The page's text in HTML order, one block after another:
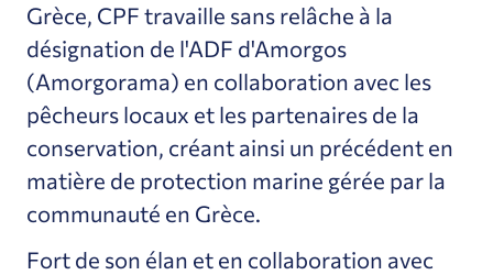
Grèce, CPF travaille sans relâche à la
désignation de l'ADF d'Amorgos
(Amorgorama) en collaboration avec les
pêcheurs locaux et les partenaires de la
conservation, créant ainsi un précédent en
matière de protection marine gérée par la
communauté en Grèce.
Fort de son élan et en collaboration avec